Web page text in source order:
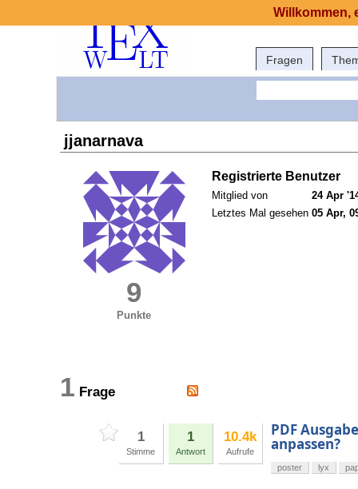
Fragen
jjanarnava
9
Punkte
Registrierte Benutzer
Mitglied von
24 Apr
Letztes Mal gesehen 05 Apr,
1 Frage
1
Stimme
1
Antwort
10.4k
Aufrufe
PDF
anpassen?
poster lyx
Willkommen,